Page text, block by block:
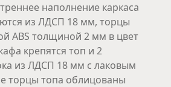
наполнение каркаса
из ЛДСП 18 мм, торцы
ABS толщиной 2 мм в цвет
крепятся топ и 2
из ЛДСП 18 мм с лаковым
торцы топа облицованы